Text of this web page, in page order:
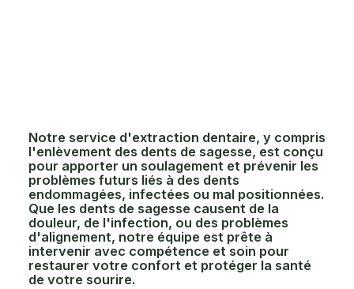
Notre service d'extraction dentaire, y compris
l'enlèvement des dents de sagesse, est conçu
pour apporter un soulagement et prévenir les
problèmes futurs liés à des dents
endommagées, infectées ou mal positionnées.
Que les dents de sagesse causent de la
douleur, de l'infection, ou des problèmes
d'alignement, notre équipe est prête à
intervenir avec compétence et soin pour
restaurer votre confort et protéger la santé
de votre sourire.